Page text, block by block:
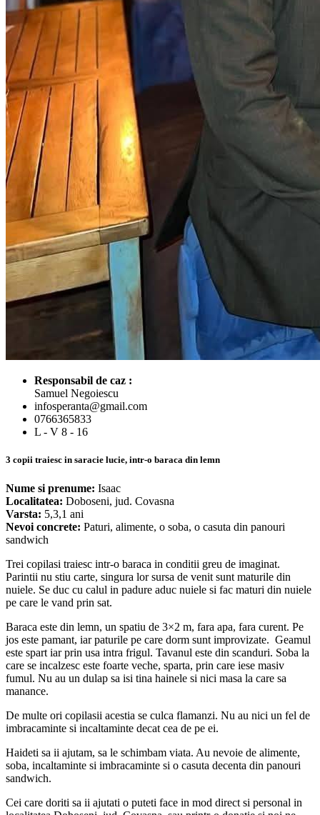
Responsabil de caz :
Samuel Negoiescu
infosperanta@gmail.com
0766365833
L - V 8 - 16
3 copii traiesc in saracie lucie, intr-o baraca din lemn
Nume si prenume: Isaac
Localitatea: Doboseni, jud. Covasna
Varsta: 5,3,1 ani
Nevoi concrete: Paturi, alimente, o soba, o casuta din panouri
sandwich
Trei copilasi traiesc intr-o baraca in conditii greu de imaginat.
Parintii nu stiu carte, singura lor sursa de venit sunt maturile din
nuiele. Se duc cu calul in padure aduc nuiele si fac maturi din nuiele
pe care le vand prin sat.
Baraca este din lemn, un spatiu de 3×2 m, fara apa, fara curent. Pe
jos este pamant, iar paturile pe care dorm sunt improvizate. Geamul
este spart iar prin usa intra frigul. Tavanul este din scanduri. Soba la
care se incalzesc este foarte veche, sparta, prin care iese masiv
fumul. Nu au un dulap sa isi tina hainele si nici masa la care sa
manance.
De multe ori copilasii acestia se culca flamanzi. Nu au nici un fel de
imbracaminte si incaltaminte decat cea de pe ei.
Haideti sa ii ajutam, sa le schimbam viata. Au nevoie de alimente,
soba, incaltaminte si imbracaminte si o casuta decenta din panouri
sandwich.
Cei care doriti sa ii ajutati o puteti face in mod direct si personal in